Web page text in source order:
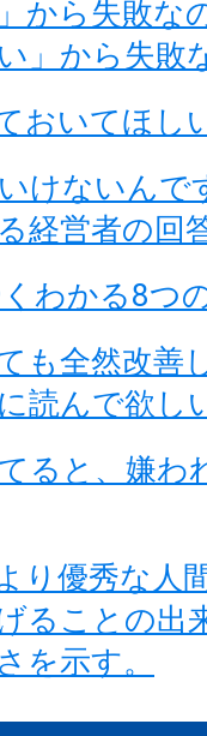
から失敗な
」から失敗
おいてほし
けないんで
経営者の回
わかる8つ
も全然改善
読んで欲し
ると、嫌わ
り優秀な人
ることの出
を示す。